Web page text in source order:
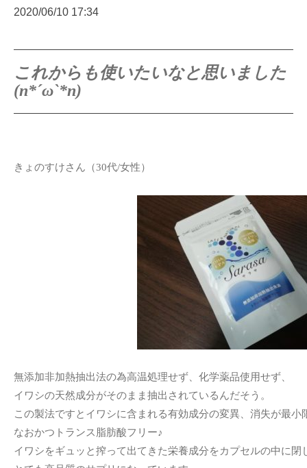
2020/06/10 17:34
これからも使いたいなと思いました
(n*´ω`*n)
きょのすけさん（30代/女性）
無添加非加熱抽出法の為高温処理せず、化学薬品使用せず、
イワシの天然成分がそのまま抽出されているんだそう。
この製法ですとイワシに含まれる有効成分の変異、消失が最小
なおかつトランス脂肪酸フリー♪
イワシをギュッと搾って出てきた栄養成分をカプセルの中に閉